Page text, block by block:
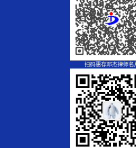
扫码惠存邓杰律师名